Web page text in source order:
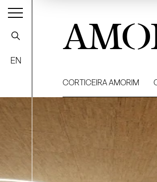
EN
CORTICEIRA AMORIM